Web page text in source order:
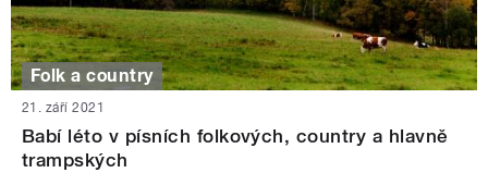
Folk a country
21. září 2021
Babí léto v písních folkových, country a hlavně
trampských